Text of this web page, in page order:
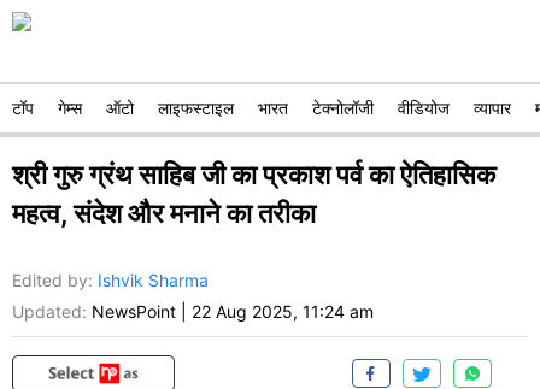
टॉप गेम्स ऑटो लाइफस्टाइल भारत टेक्नोलॉजी वीडियोज व्यापार
श्री गुरु ग्रंथ साहिब जी का प्रकाश पर्व का ऐतिहासिक
महत्व, संदेश और मनाने का तरीका
Edited by: Ishvik Sharma
Updated: NewsPoint 22 Aug 2025, 11:24 am